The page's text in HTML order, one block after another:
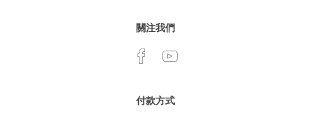
關注我們
付款方式